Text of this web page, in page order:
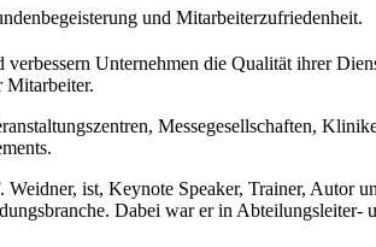
und Mitarbeiterzufriedenheit.
verbessern Unternehmen die Qualität ihrer
Mitarbeiter.
Messegesellschaften,
ist, Keynote Speaker, Trainer, Autor
Dabei war er in